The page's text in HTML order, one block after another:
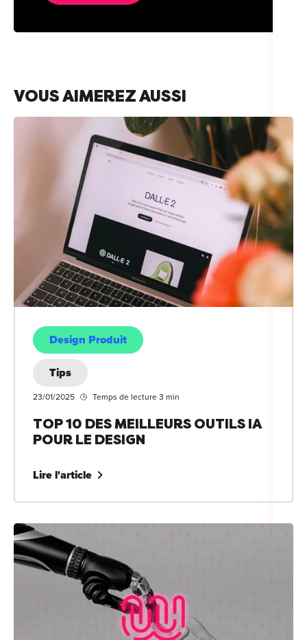
VOUS AIMEREZ AUSSI
Design Produit
Tips
23/01/2025 Temps de lecture 3 min
TOP 10 DES MEILLEURS OUTILS IA
POUR LE DESIGN
Lire l'article